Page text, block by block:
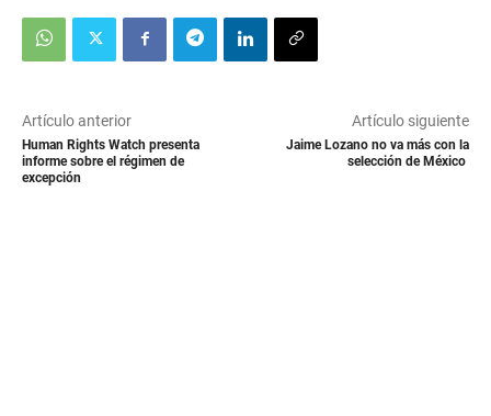
Artículo anterior
Human Rights Watch presenta
informe sobre el régimen de
excepción
Artículo siguiente
Jaime Lozano no va más con la
selección de México